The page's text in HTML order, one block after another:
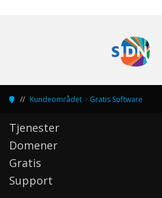
Kundeområdet > Gratis Software
Tjenester
Domener
Gratis
Support